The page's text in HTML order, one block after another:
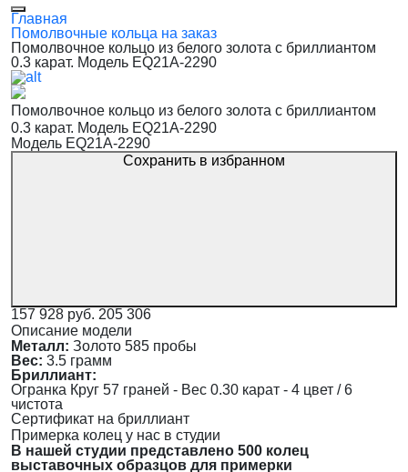
Главная
Помолвочные кольца на заказ
Помолвочное кольцо из белого золота с бриллиантом
0.3 карат. Модель EQ21A-2290
Помолвочное кольцо из белого золота с бриллиантом
0.3 карат. Модель EQ21A-2290
Модель EQ21A-2290
Сохранить в избранном
157 928 руб. 205 306
Описание модели
Металл: Золото 585 пробы
Вес: 3.5 грамм
Бриллиант:
Огранка Круг 57 граней - Вес 0.30 карат - 4 цвет / 6
чистота
Сертификат на бриллиант
Примерка колец у нас в студии
В нашей студии представлено 500 колец
выставочных образцов для примерки